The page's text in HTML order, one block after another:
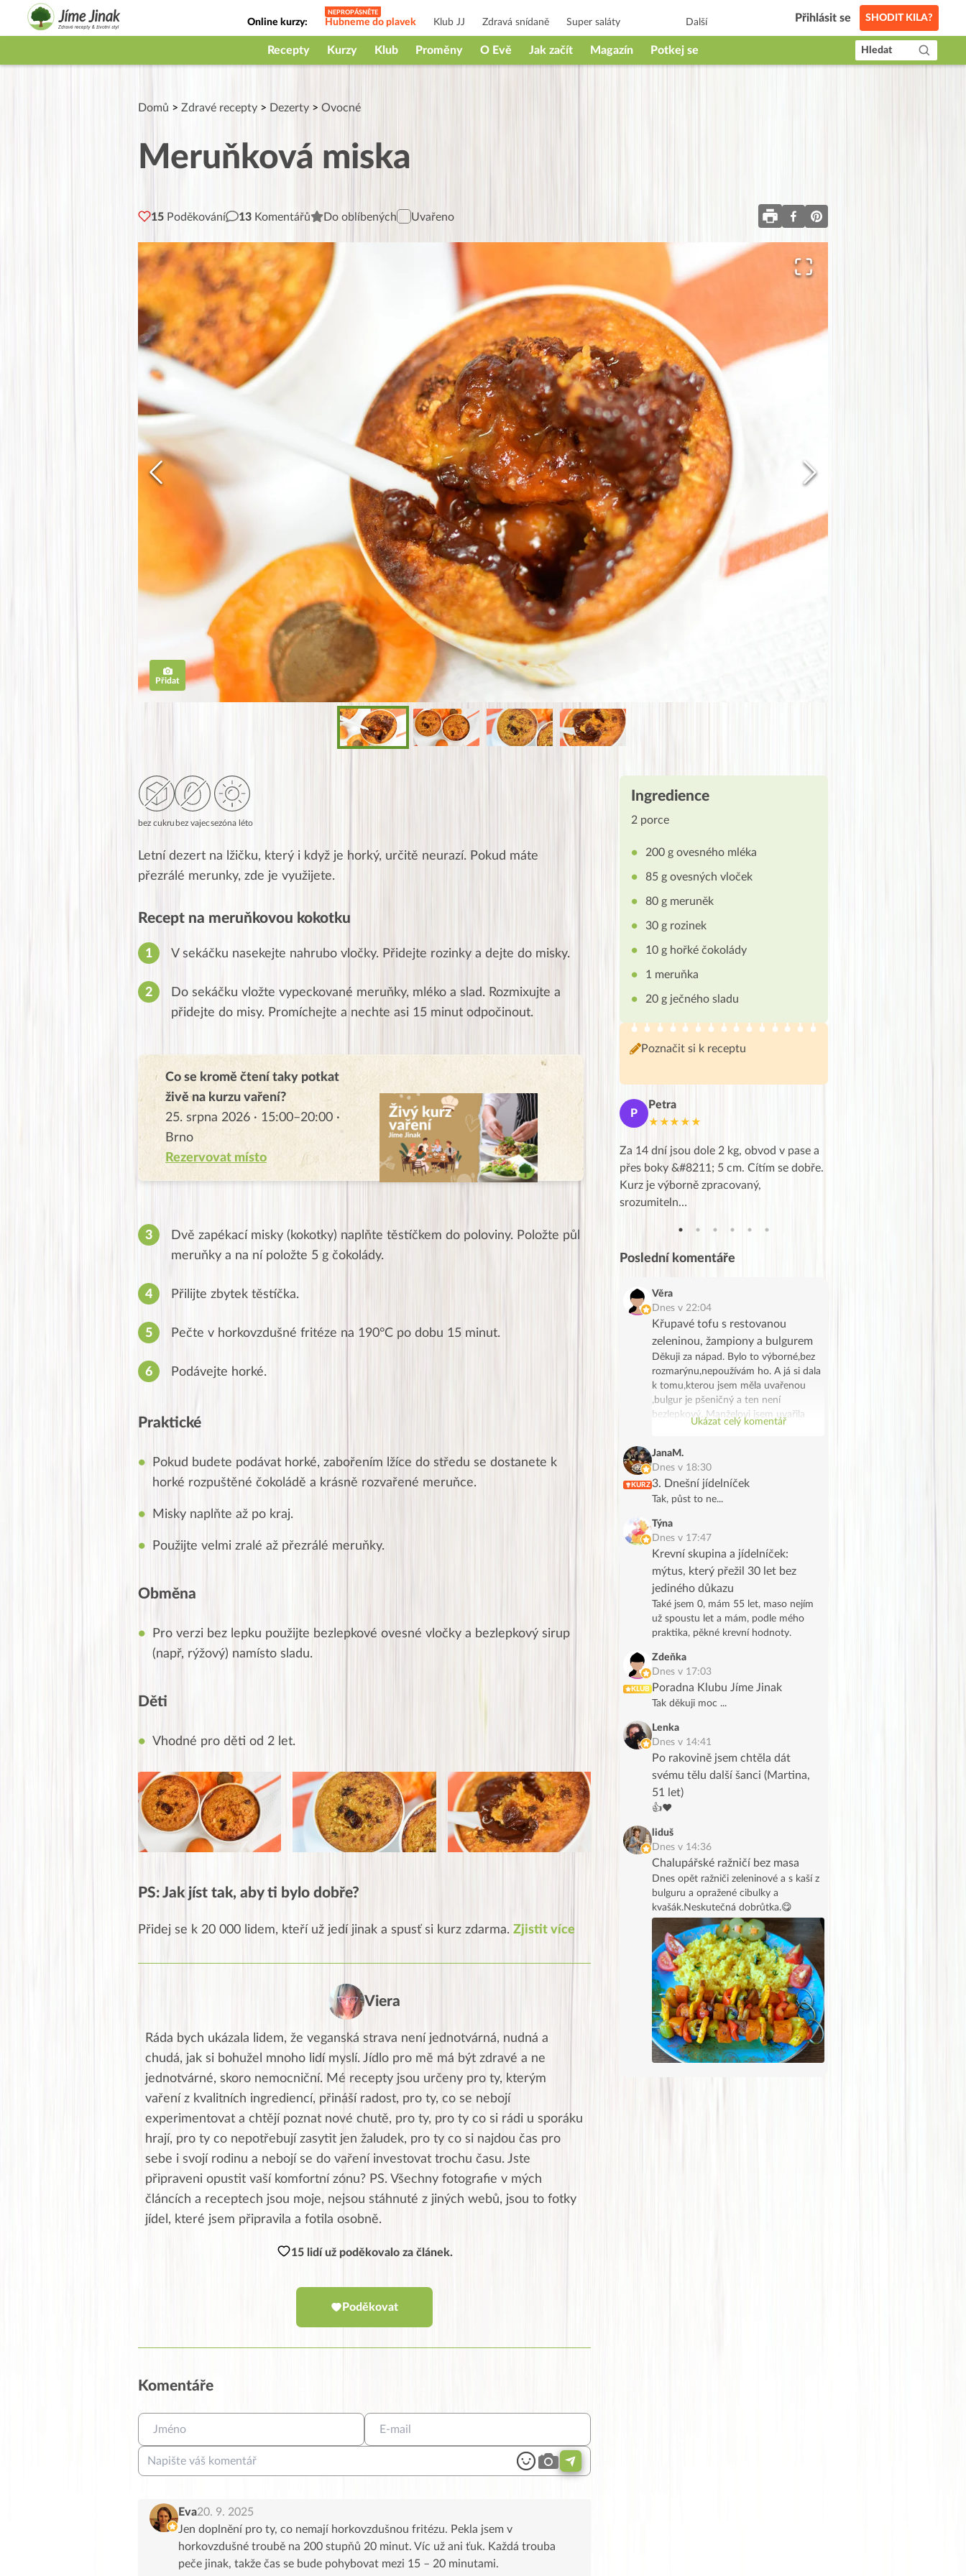
Online kurzy: Hubneme do plavek Klub JJ Zdravá snídaně Super saláty
Jak na babičky
Další Přihlásit se SHODIT KILA?
Recepty Kurzy Klub Proměny O Evě Jak začít Magazín Potkej se Hledat
Domů > Zdravé recepty > Dezerty > Ovocné
Meruňková miska
15 Poděkování 13 Komentářů Do oblíbených Uvařeno
Přidat
bez cukru bez vajecsezóna léto
Letní dezert na lžičku, který i když je horký, určitě neurazí. Pokud máte
přezrálé merunky, zde je využijete.
Recept na meruňkovou kokotku
V sekáčku nasekejte nahrubo vločky. Přidejte rozinky a dejte do misky.
Do sekáčku vložte vypeckované meruňky, mléko a slad. Rozmixujte a
přidejte do misy. Promíchejte a nechte asi 15 minut odpočinout.
Co se kromě čtení taky potkat
živě na kurzu vaření?
25. srpna 2026 · 15:00–20:00 ·
Brno
Rezervovat místo
Dvě zapékací misky (kokotky) naplňte těstíčkem do poloviny. Položte půl
meruňky a na ní položte 5 g čokolády.
Přilijte zbytek těstíčka.
Pečte v horkovzdušné fritéze na 190°C po dobu 15 minut.
Podávejte horké.
Praktické
Pokud budete podávat horké, zabořením lžíce do středu se dostanete k
horké rozpuštěné čokoládě a krásně rozvařené meruňce.
Misky naplňte až po kraj.
Použijte velmi zralé až přezrálé meruňky.
Obměna
Pro verzi bez lepku použijte bezlepkové ovesné vločky a bezlepkový sirup
(např, rýžový) namísto sladu.
Děti
Vhodné pro děti od 2 let.
PS: Jak jíst tak, aby ti bylo dobře?
Přidej se k 20 000 lidem, kteří už jedí jinak a spusť si kurz zdarma. Zjistit více
Viera
Ráda bych ukázala lidem, že veganská strava není jednotvárná, nudná a
chudá, jak si bohužel mnoho lidí myslí. Jídlo pro mě má být zdravé a ne
jednotvárné, skoro nemocniční. Mé recepty jsou určeny pro ty, kterým
vaření z kvalitních ingrediencí, přináší radost, pro ty, co se nebojí
experimentovat a chtějí poznat nové chutě, pro ty, pro ty co si rádi u sporáku
hrají, pro ty co nepotřebují zasytit jen žaludek, pro ty co si najdou čas pro
sebe i svojí rodinu a nebojí se do vaření investovat trochu času. Jste
připraveni opustit vaší komfortní zónu? PS. Všechny fotografie v mých
článcích a receptech jsou moje, nejsou stáhnuté z jiných webů, jsou to fotky
jídel, které jsem připravila a fotila osobně.
15 lidí už poděkovalo za článek.
Poděkovat
Komentáře
Eva20. 9. 2025
Jen doplnění pro ty, co nemají horkovzdušnou fritézu. Pekla jsem v
horkovzdušné troubě na 200 stupňů 20 minut. Víc už ani ťuk. Každá trouba
peče jinak, takže čas se bude pohybovat mezi 15 – 20 minutami.
Ingredience
2 porce
200 g ovesného mléka
85 g ovesných vloček
80 g meruněk
30 g rozinek
10 g hořké čokolády
1 meruňka
20 g ječného sladu
Poznačit si k receptu
J
Jana
★★★★★
Moc Vám všem děkuji za krásný pátek,
obzvlášť velké poděkování, obdiv a
uznání pro hlavní dvojici Peťa a Gábi!! 👏
P
Petra
★★★★★
Za 14 dní jsou dole 2 kg, obvod v pase a
přes boky &#8211; 5 cm. Cítím se dobře.
Kurz je výborně zpracovaný,
srozumiteln…
Poslední komentáře
Věra
Dnes v 22:04
Křupavé tofu s restovanou
zeleninou, žampiony a bulgurem
Děkuji za nápad. Bylo to výborné,bez
rozmarýnu,nepoužívám ho. A já si dala
k tomu,kterou jsem měla uvařenou
,bulgur je pšeničný a ten není
bezlepkový. Manželovi jsem uvařila
bramborové noky .Bylo to chutné a
spotřebovat žampiony a tak se stalo.
Děkuji, manžel na tofu říkal že vypadá
jak škvarky,měla jsem marinované a
ochutila jsem ho trochu Tamaris.
Ukázat celý komentář
KURZ
JanaM.
Dnes v 18:30
3. Dnešní jídelníček
Tak, půst to ne...
Týna
Dnes v 17:47
Krevní skupina a jídelníček:
mýtus, který přežil 30 let bez
jediného důkazu
Také jsem 0, mám 55 let, maso nejím
už spoustu let a mám, podle mého
praktika, pěkné krevní hodnoty.
KLUB
Zdeňka
Dnes v 17:03
Poradna Klubu Jíme Jinak
Tak děkuji moc ...
Lenka
Dnes v 14:41
Po rakovině jsem chtěla dát
svému tělu další šanci (Martina,
51 let)
👍❤️
liduš
Dnes v 14:36
Chalupářské ražničí bez masa
Dnes opět ražniči zeleninové a s kaší z
bulguru a opražené cibulky a
kvašák.Neskutečná dobrůtka.😋